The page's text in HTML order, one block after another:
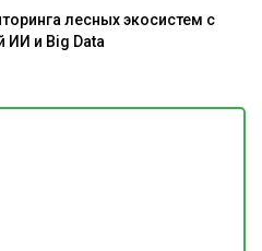
лесных экосистем с
ИИ и Big Data